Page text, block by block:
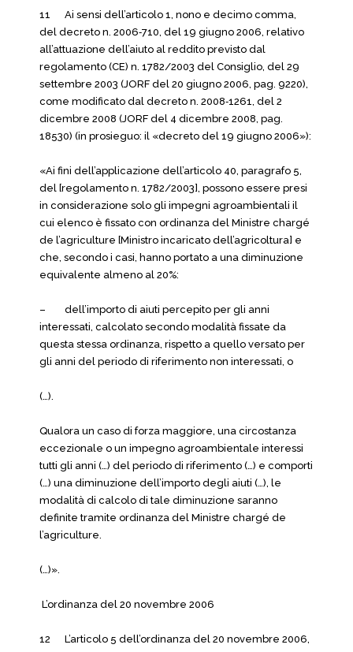
11 Ai sensi dell’articolo 1, nono e decimo comma,
del decreto n. 2006‑710, del 19 giugno 2006, relativo
all’attuazione dell’aiuto al reddito previsto dal
regolamento (CE) n. 1782/2003 del Consiglio, del 29
settembre 2003 (JORF del 20 giugno 2006, pag. 9220),
come modificato dal decreto n. 2008‑1261, del 2
dicembre 2008 (JORF del 4 dicembre 2008, pag.
18530) (in prosieguo: il «decreto del 19 giugno 2006»):
«Ai fini dell’applicazione dell’articolo 40, paragrafo 5,
del [regolamento n. 1782/2003], possono essere presi
in considerazione solo gli impegni agroambientali il
cui elenco è fissato con ordinanza del Ministre chargé
de l’agriculture [Ministro incaricato dell’agricoltura] e
che, secondo i casi, hanno portato a una diminuzione
equivalente almeno al 20%:
– dell’importo di aiuti percepito per gli anni
interessati, calcolato secondo modalità fissate da
questa stessa ordinanza, rispetto a quello versato per
gli anni del periodo di riferimento non interessati, o
(…).
Qualora un caso di forza maggiore, una circostanza
eccezionale o un impegno agroambientale interessi
tutti gli anni (…) del periodo di riferimento (…) e comporti
(…) una diminuzione dell’importo degli aiuti (…), le
modalità di calcolo di tale diminuzione saranno
definite tramite ordinanza del Ministre chargé de
l’agriculture.
(…)».
L’ordinanza del 20 novembre 2006
12 L’articolo 5 dell’ordinanza del 20 novembre 2006,